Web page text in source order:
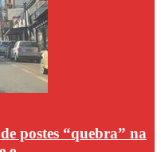
postes “quebra” na